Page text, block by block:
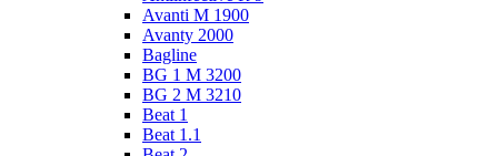
Avanti M 1900
Avanty 2000
Bagline
BG 1 M 3200
BG 2 M 3210
Beat 1
Beat 1.1